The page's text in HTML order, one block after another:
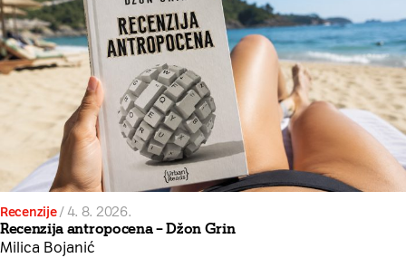
Recenzije/4. 8. 2026.
Recenzija antropocena – Džon Grin
Milica Bojanić